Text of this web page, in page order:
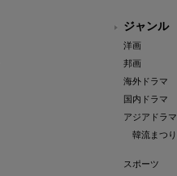
ジャンル
洋画
邦画
海外ドラマ
国内ドラマ
アジアドラマ
韓流まつり
スポーツ